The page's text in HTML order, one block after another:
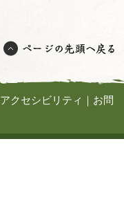
アクセシビリティ ｜ お問